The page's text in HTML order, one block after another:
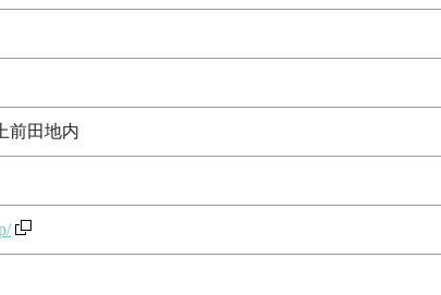
前田地内